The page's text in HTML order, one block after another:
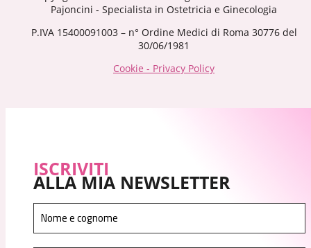
Pajoncini - Specialista in Ostetricia e Ginecologia
P.IVA 15400091003 – n° Ordine Medici di Roma 30776 del
30/06/1981
Cookie - Privacy Policy
ISCRIVITI
ALLA MIA NEWSLETTER